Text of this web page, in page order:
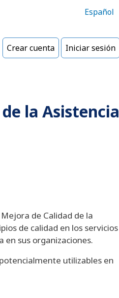
Español
Crear cuenta Iniciar sesión
la Asistencia
de Calidad de la
de calidad en los servicios
sus organizaciones.
utilizables en